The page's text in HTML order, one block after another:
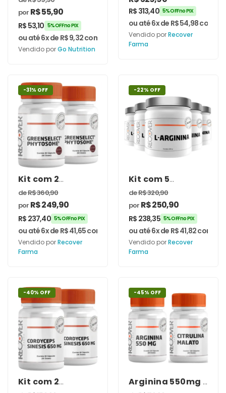
Alanina 400g –
GO! Nutrition
por R$55,90
R$ 53,10 5% OFF no PIX
ou até 6x de R$9,32com juros
Vendido porGo Nutrition
Recover Farma
R$ 313,40 5% OFF no PIX
ou até 6x de R$54,98com
Vendido porRecover
Farma
-31% OFF
Kit com 2
unidades de
Greenselect ®
Phytosome ®
120mg 60
Cápsulas
deR$360,90
por R$249,90
R$ 237,40 5% OFF no PIX
ou até 6x de R$41,65com juros
Vendido porRecover
Farma
-22% OFF
Kit com 5
unidades de L-
Arginina 250g
deR$320,90
por R$250,90
R$ 238,35 5% OFF no PIX
ou até 6x de R$41,82com
Vendido porRecover
Farma
-40% OFF
Kit com 2
-45% OFF
Arginina 550mg +